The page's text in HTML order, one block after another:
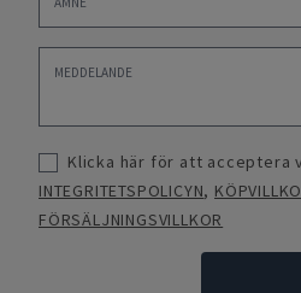
Klicka här för att acceptera
INTEGRITETSPOLICYN,
FÖRSÄLJNINGSVILLKOR